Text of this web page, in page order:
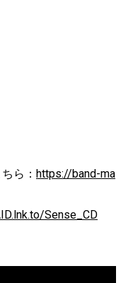
ら： https://band-ma
Sense_CD